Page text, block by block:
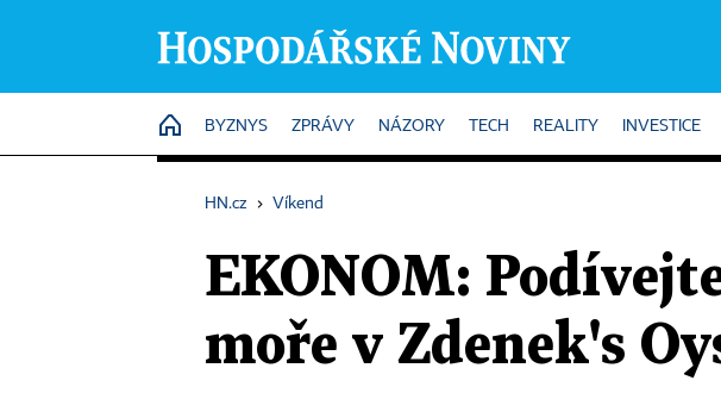
HOME
BYZNYS ZPRÁVY NÁZORY TECH REALITY INVESTICE
HN.cz › Víkend
EKONOM:
moře v Zdenek's